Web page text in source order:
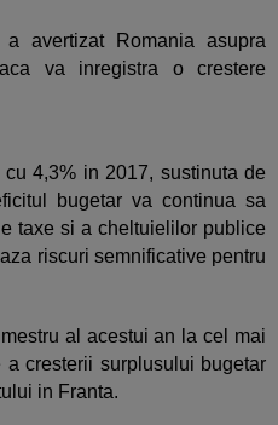
avertizat Romania asupra
va inregistra o crestere
4,3% in 2017, sustinuta de
bugetar va continua sa
taxe si a cheltuielilor publice
riscuri semnificative pentru
al acestui an la cel mai
cresterii surplusului bugetar
in Franta.